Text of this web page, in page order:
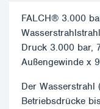
FALCH® 3.000
Druck 3.000 bar,
Außengewinde x
Der
Betriebsdrücke